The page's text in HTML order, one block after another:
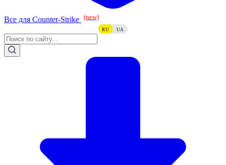
Все для Counter-Strike (new)
RU UA